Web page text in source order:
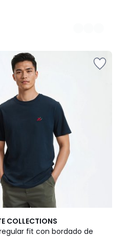
COLLECTIONS
fit con bordado de